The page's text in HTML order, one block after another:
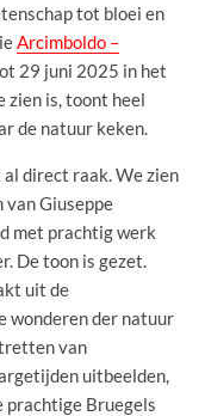
tot bloei en
Arcimboldo –
29 juni 2025 in het
zien is, toont heel
de natuur keken.
direct raak. We zien
Giuseppe
met prachtig werk
De toon is gezet.
uit de
wonderen der natuur
van
uitbeelden,
prachtige Bruegels